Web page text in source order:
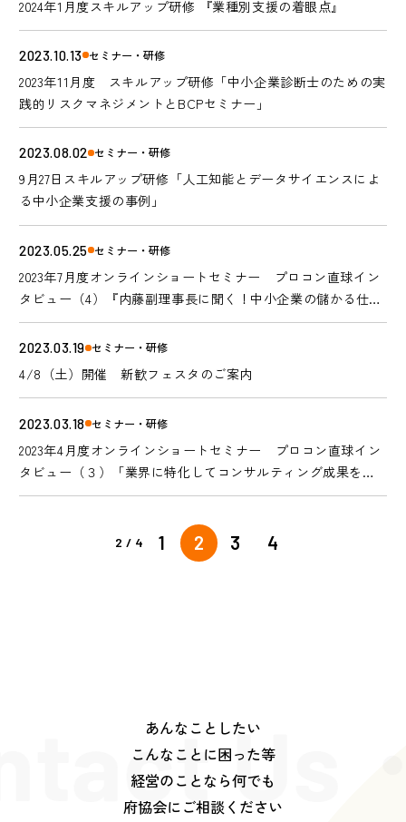
2024年1月度スキルアップ研修 『業種別支援の着眼点』
2023.10.13 セミナー・研修
2023年11月度 スキルアップ研修「中小企業診断士のための実
践的リスクマネジメントとBCPセミナー」
2023.08.02 セミナー・研修
9月27日スキルアップ研修「人工知能とデータサイエンスによ
る中小企業支援の事例」
2023.05.25 セミナー・研修
2023年7月度オンラインショートセミナー プロコン直球イン
タビュー（4）『内藤副理事長に聞く！中小企業の儲かる仕組
みづくり』
2023.03.19 セミナー・研修
4/8（土）開催 新歓フェスタのご案内
2023.03.18 セミナー・研修
2023年4月度オンラインショートセミナー プロコン直球イン
タビュー（３）「業界に特化してコンサルティング成果を上
げるには？～美容業界の場合～」
2 / 4 1 2 3 4
Us
あんなことしたい
こんなことに困った等
経営のことなら何でも
府協会にご相談ください